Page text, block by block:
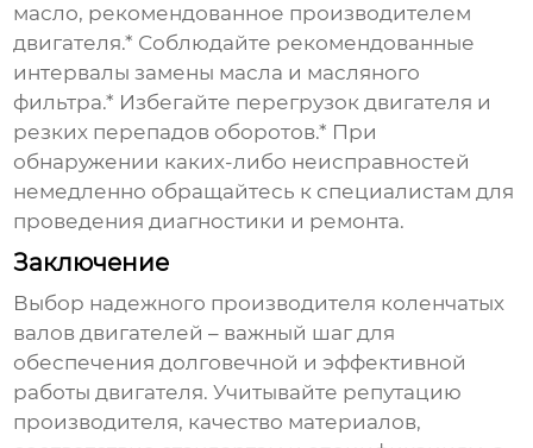
масло, рекомендованное производителем
двигателя.* Соблюдайте рекомендованные
интервалы замены масла и масляного
фильтра.* Избегайте перегрузок двигателя и
резких перепадов оборотов.* При
обнаружении каких-либо неисправностей
немедленно обращайтесь к специалистам для
проведения диагностики и ремонта.
Заключение
Выбор надежного производителя коленчатых
валов двигателей – важный шаг для
обеспечения долговечной и эффективной
работы двигателя. Учитывайте репутацию
производителя, качество материалов,